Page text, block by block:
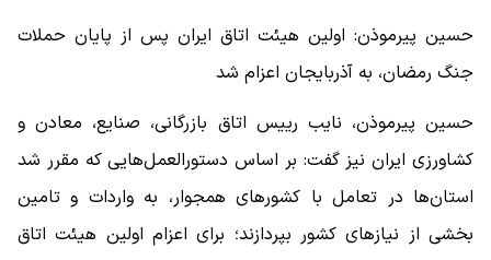
حسین پیرموذن: اولین هیئت اتاق ایران پس از پایان حملات
جنگ رمضان، به آذربایجان اعزام شد
حسین پیرموذن، نایب رییس اتاق بازرگانی، صنایع، معادن و
کشاورزی ایران نیز گفت: بر اساس دستورالعمل‌هایی که مقرر شد
استان‌ها در تعامل با کشورهای همجوار، به واردات و تامین
بخشی از نیازهای کشور بپردازند؛ برای اعزام اولین هیئت اتاق